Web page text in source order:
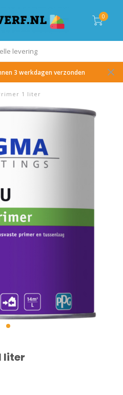
0
levering
3 werkdagen verzonden
1 liter
liter